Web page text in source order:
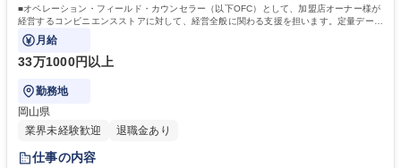
■オペレーション・フィールド・カウンセラー（以下OFC）として、加盟店オーナー様が
経営するコンビニエンスストアに対して、経営全般に関わる支援を担います。定量データ
に基づく運営支援業務をお任せします。
月給
33万1000円以上
勤務地
岡山県
業界未経験歓迎
退職金あり
仕事の内容